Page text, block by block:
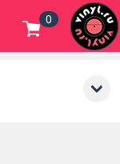
0